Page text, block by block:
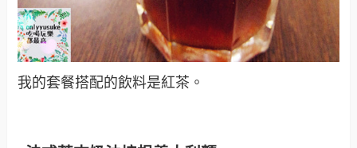
我的套餐搭配的飲料是紅茶。